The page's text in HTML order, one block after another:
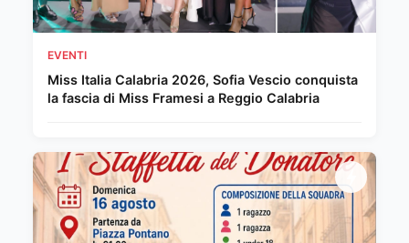
EVENTI
Miss Italia Calabria 2026, Sofia Vescio conquista
la fascia di Miss Framesi a Reggio Calabria